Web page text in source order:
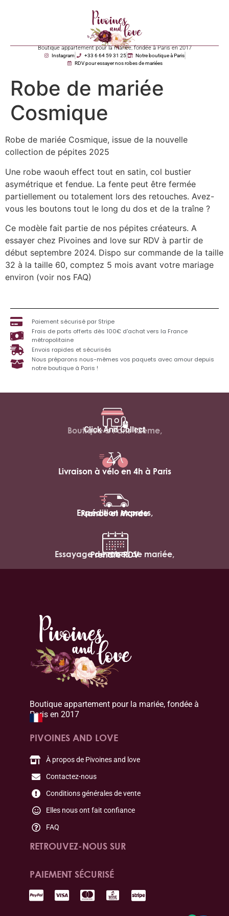
Boutique appartement pour la mariée, fondée à Paris en 2017
Instagram +33 6 64 59 31 25
Notre boutique à Paris
RDV pour essayer nos robes de mariées
Robe de mariée
Cosmique
Robe de mariée Cosmique, issue de la nouvelle
collection de pépites 2025
Une robe waouh effect tout en satin, col bustier
asymétrique et fendue. La fente peut être fermée
partiellement ou totalement lors des retouches. Avez-
vous les boutons tout le long du dos et de la traîne ?
Ce modèle fait partie de nos pépites créateurs. A
essayer chez Pivoines and love sur RDV à partir de
début septembre 2024. Dispo sur commande de la taille
32 à la taille 60, comptez 5 mois avant votre mariage
environ (voir nos FAQ)
Paiement sécurisé par Stripe
Frais de ports offerts dès 100€ d'achat vers la France
métropolitaine
Envois rapides et sécurisés
Nous préparons nous-mêmes vos paquets avec amour depuis
notre boutique à Paris !
Click And Collect
Boutique à Paris 12ème,
Livraison à vélo en 4h à Paris
Expédition express,
France et Monde
Essayage de robes de mariée,
Prendre RDV
Boutique appartement pour la mariée, fondée à
Paris en 2017
PIVOINES AND LOVE
À propos de Pivoines and love
Contactez-nous
Conditions générales de vente
Elles nous ont fait confiance
FAQ
RETROUVEZ-NOUS SUR
PAIEMENT SÉCURISÉ